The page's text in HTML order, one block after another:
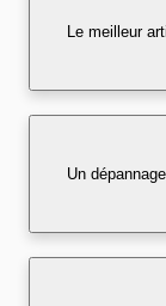
Le meilleur
Un